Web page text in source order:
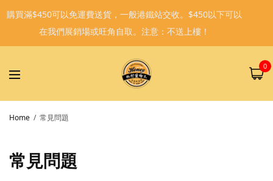
0
Home 常見問題
常見問題
購買滿$450可以免運費送貨，一般港鐵站交收。$450以下可以
在我們展銷場或旺角自取。注意：不送上樓！